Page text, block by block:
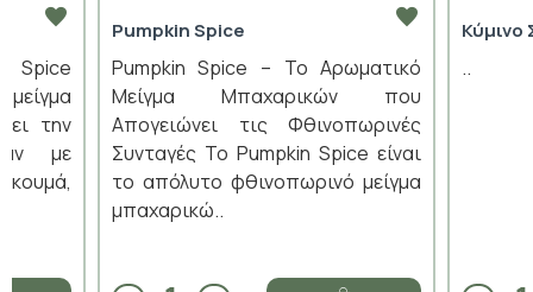
Spice
την
με
Pumpkin Spice
Pumpkin Spice – Το Αρωματικό
Μείγμα Μπαχαρικών που
Απογειώνει τις Φθινοπωρινές
Συνταγές Το Pumpkin Spice είναι
το απόλυτο φθινοπωρινό μείγμα
μπαχαρικώ..
Κύμινο
..